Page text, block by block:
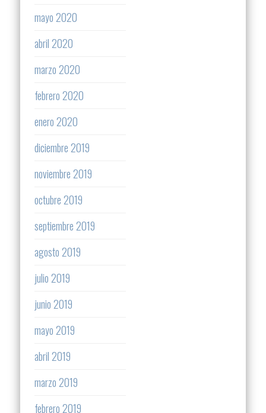
mayo 2020
abril 2020
marzo 2020
febrero 2020
enero 2020
diciembre 2019
noviembre 2019
octubre 2019
septiembre 2019
agosto 2019
julio 2019
junio 2019
mayo 2019
abril 2019
marzo 2019
febrero 2019